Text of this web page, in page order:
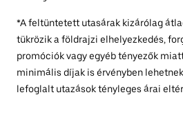
*A feltüntetett utasárak kizárólag
tükrözik a földrajzi elhelyezkedés,
promóciók vagy egyéb tényezők
minimális díjak is érvényben
lefoglalt utazások tényleges árai